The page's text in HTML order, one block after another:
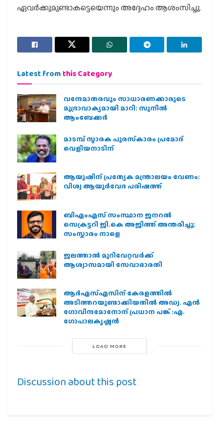
ഏവര്‍ക്കുമുണ്ടാകട്ടെയെന്നും അദ്ദേഹം ആശംസിച്ചു.
Latest from this Category
വന്ദേമാതരവും സാധാരണക്കാരുടെ
മുദ്രാവാക്യമായി മാറി: സുനിൽ
ആംബേക്കർ
മാടമ്പ് സ്മാരക പുരസ്‌കാരം പ്രമോദ്
വെളിയനാടിന്
ആയുഷിന് പ്രത്യേക മന്ത്രാലയം വേണം:
വിശ്വ ആയുര്‍വേദ പരിഷത്ത്
ബിഎംഎസ് സംസ്ഥാന ജനറൽ
സെക്രട്ടറി ജി.കെ അജിത്ത് അന്തരിച്ചു;
സംസ്കാരം നാളെ
ജലത്താല്‍ മുറിവേറ്റവര്‍ക്ക്
ആശ്വാസമായി സേവാഭാരതി
ആര്‍എസ്എസിന് കേരളത്തില്‍
അടിത്തറയുണ്ടാക്കിയതില്‍ അഡ്വ. എന്‍
ഗോവിന്ദമോനോന് പ്രധാന പങ്ക് :എ.
ഗോപാലകൃഷ്ണന്‍
LOAD MORE
Discussion about this post